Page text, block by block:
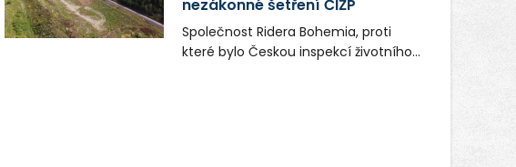
milionů korun. Cílem je přinést
Ostravě dva špičkové gastronomické
koncepty, které v regionu dosud
chyběly, luxusní středomořskou
nezákonné šetření ČIŽP
Společnost Ridera Bohemia, proti
které bylo Českou inspekcí životního